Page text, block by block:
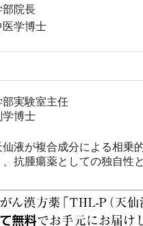
部院長
医学博士
実験室主任
学博士
仙液が複合成分による相乗
抗腫瘍薬としての独自性